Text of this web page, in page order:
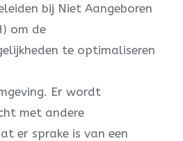
bij Niet Aangeboren
om de
te optimaliseren
Er wordt
met andere
er sprake is van een